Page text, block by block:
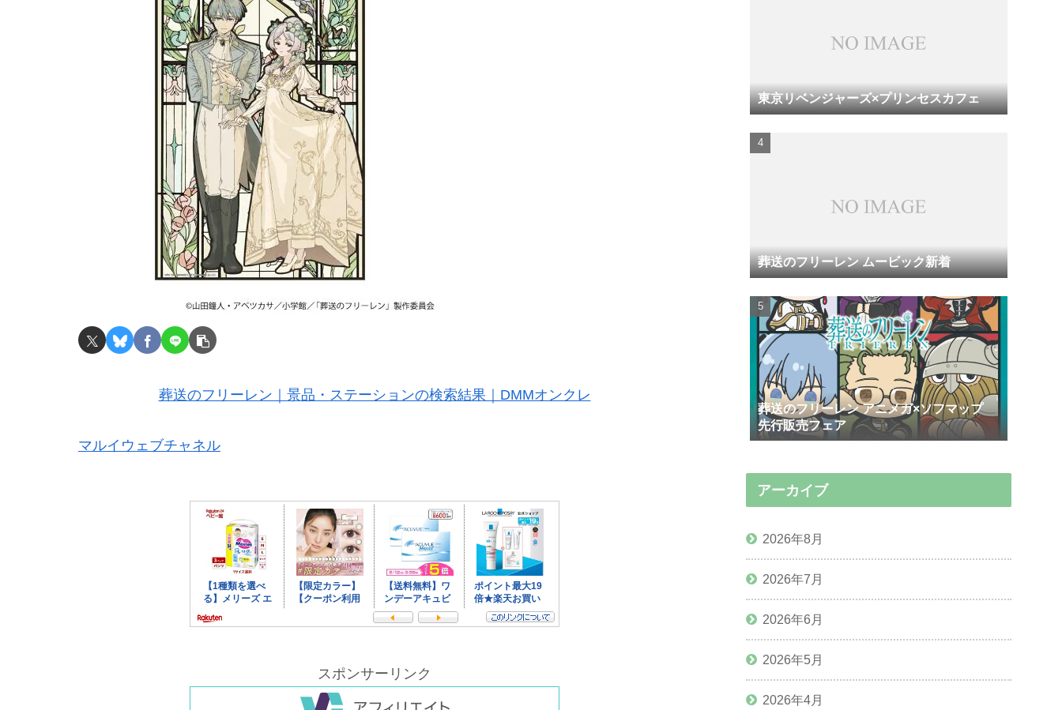
葬送のフリーレン｜景品・ステーションの検索結果｜DMMオンクレ
マルイウェブチャネル
スポンサーリンク
東京リベンジャーズ×プリンセスカフェ
葬送のフリーレン ムービック新着
葬送のフリーレン アニメガ×ソフマップ
先行販売フェア
アーカイブ
2026年8月
2026年7月
2026年6月
2026年5月
2026年4月